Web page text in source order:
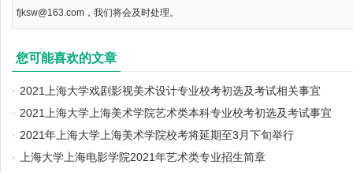
fjksw@163.com，我们将会及时处理。
您可能喜欢的文章
· 2021上海大学戏剧影视美术设计专业校考初选及考试相关事宜
· 2021上海大学上海美术学院艺术类本科专业校考初选及考试事宜
· 2021年上海大学上海美术学院校考将延期至3月下旬举行
·
上海大学上海电影学院2021年艺术类专业招生简章